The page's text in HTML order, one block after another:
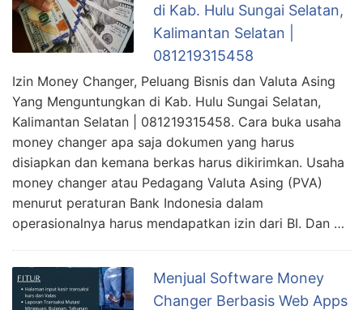
di Kab. Hulu Sungai Selatan,
Kalimantan Selatan |
081219315458
Izin Money Changer, Peluang Bisnis dan Valuta Asing
Yang Menguntungkan di Kab. Hulu Sungai Selatan,
Kalimantan Selatan | 081219315458. Cara buka usaha
money changer apa saja dokumen yang harus
disiapkan dan kemana berkas harus dikirimkan. Usaha
money changer atau Pedagang Valuta Asing (PVA)
menurut peraturan Bank Indonesia dalam
operasionalnya harus mendapatkan izin dari BI. Dan …
Menjual Software Money
Changer Berbasis Web Apps